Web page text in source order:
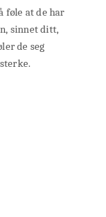
føle at de har
sinnet ditt,
de seg